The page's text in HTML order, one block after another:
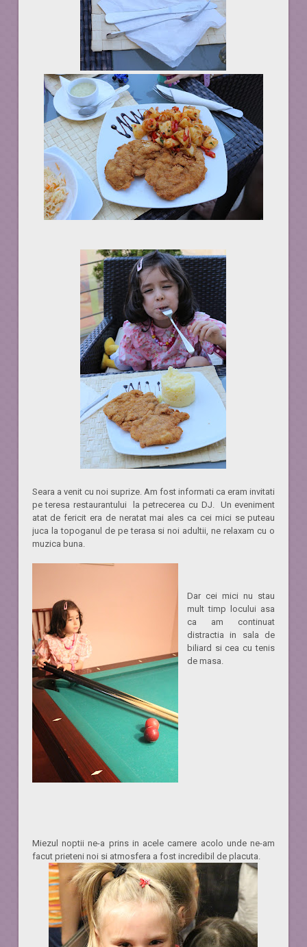
Seara a venit cu noi suprize. Am fost informati ca eram invitati
pe teresa restaurantului la petrecerea cu DJ. Un eveniment
atat de fericit era de neratat mai ales ca cei mici se puteau
juca la topoganul de pe terasa si noi adultii, ne relaxam cu o
muzica buna.
Dar cei mici nu stau
mult timp locului asa
ca am continuat
distractia in sala de
biliard si cea cu tenis
de masa.
Miezul noptii ne-a prins in acele camere acolo unde ne-am
facut prieteni noi si atmosfera a fost incredibil de placuta.